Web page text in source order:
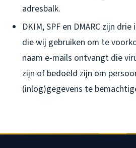
adresbalk.
DKIM, SPF en DMARC zijn
die wij gebruiken om te
naam e-mails ontvangt die
zijn of bedoeld zijn om
(inlog)gegevens te